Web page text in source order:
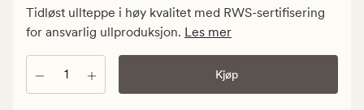
5
kr.
999,90
kr
Tidløst ullteppe i høy kvalitet med RWS-sertifisering
for ansvarlig ullproduksjon. Les mer
Antall Kjøp